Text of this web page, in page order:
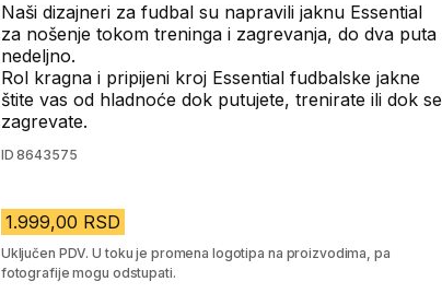
Naši dizajneri za fudbal su napravili jaknu Essential
za nošenje tokom treninga i zagrevanja, do dva puta
nedeljno.
Rol kragna i pripijeni kroj Essential fudbalske jakne
štite vas od hladnoće dok putujete, trenirate ili dok se
zagrevate.
ID 8643575
1.999,00 RSD
Uključen PDV. U toku je promena logotipa na proizvodima, pa
fotografije mogu odstupati.